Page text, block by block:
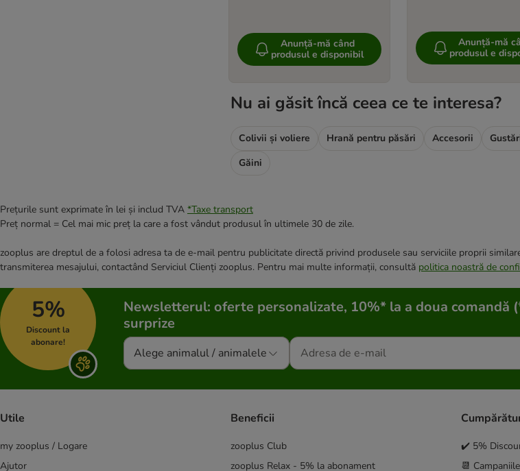
Anunță-mă când
produsul e disponibil
Anunță-mă
produsul e
Nu ai găsit încă ceea ce te interesa?
Colivii și voliere Hrană pentru păsări Accesorii
Găini
Prețurile sunt exprimate în lei și includ TVA *Taxe transport
Preț normal = Cel mai mic preț la care a fost vândut produsul în ultimele 30 de zile.
zooplus are dreptul de a folosi adresa ta de e-mail pentru publicitate directă privind produsele sau serviciile proprii
transmiterea mesajului, contactând Serviciul Clienți zooplus. Pentru mai multe informații, consultă politica noastră de
5%
Discount la
abonare!
Newsletterul: oferte personalizate, 10%* la a doua comandă
surprize
Alege animalul / animalele
Utile
my zooplus / Logare
Ajutor
Beneficii
zooplus Club
zooplus Relax - 5% la abonament
✔️ 5%
📆